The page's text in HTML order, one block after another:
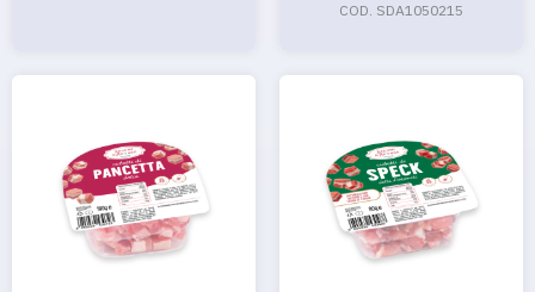
COD. SDA1050215